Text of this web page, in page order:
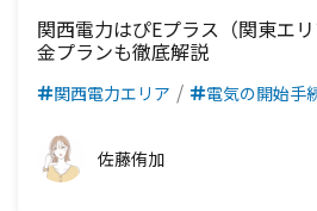
九州電力エリア
四国電力エリア
中国電力エリア
九州電力エリア
関西電力エリア
四国電力エリア
関西電力はぴeプラス（関東エ
金プランも徹底解説
関西電力エリア 電気の開始手
佐藤侑加